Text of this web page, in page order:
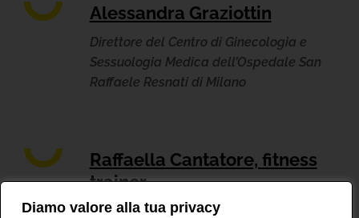
Diamo valore alla tua privacy
Alessandra Graziottin
Direttore del Centro di Ginecologia e
Sessuologia Medica dell’Ospedale San
Raffaele Resnati di Milano
Raffaella Cantatore, fitness
trainer
Dottore in scienze motorie